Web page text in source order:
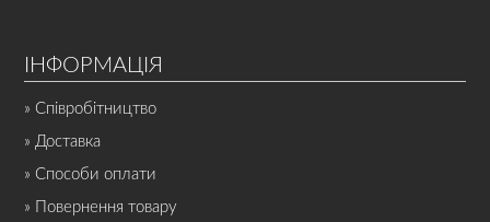
ІНФОРМАЦІЯ
» Співробітництво
» Доставка
» Способи оплати
» Повернення товару